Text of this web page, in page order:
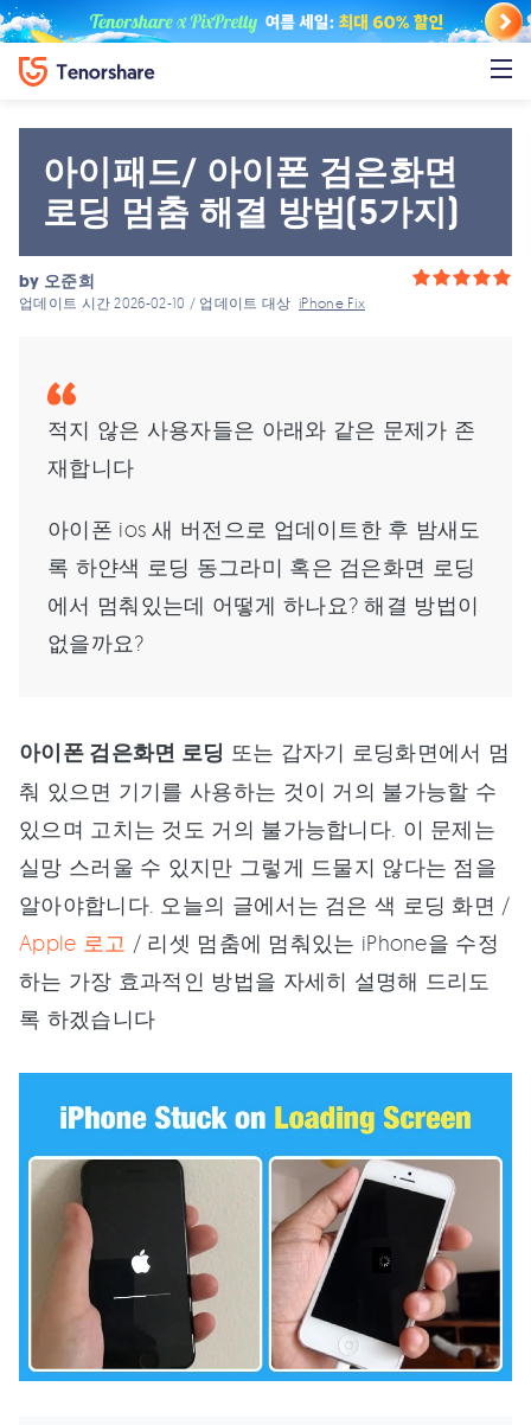
아이패드/ 아이폰 검은화면
로딩 멈춤 해결 방법(5가지)
by 오준희
업데이트 시간 2026-02-10 / 업데이트 대상iPhone Fix
적지 않은 사용자들은 아래와 같은 문제가 존
재합니다
아이폰 ios 새 버전으로 업데이트한 후 밤새도
록 하얀색 로딩 동그라미 혹은 검은화면 로딩
에서 멈춰있는데 어떻게 하나요? 해결 방법이
없을까요?
아이폰 검은화면 로딩 또는 갑자기 로딩화면에서 멈
춰 있으면 기기를 사용하는 것이 거의 불가능할 수
있으며 고치는 것도 거의 불가능합니다. 이 문제는
실망 스러울 수 있지만 그렇게 드물지 않다는 점을
알아야합니다. 오늘의 글에서는 검은 색 로딩 화면 /
Apple 로고 / 리셋 멈춤에 멈춰있는 iPhone을 수정
하는 가장 효과적인 방법을 자세히 설명해 드리도
록 하겠습니다